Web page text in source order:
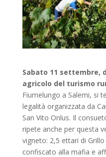
Sabato 11 settembre,
agricolo del turismo
Fiumelungo a Salemi, si
legalità organizzata da
San Vito Onlus. Il
ripete anche per questa
vigneto: 2,5 ettari di
confiscato alla mafia e